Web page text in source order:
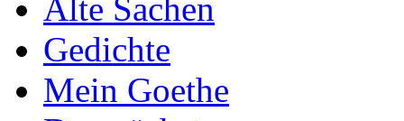
Alte Sachen
Gedichte
Mein Goethe